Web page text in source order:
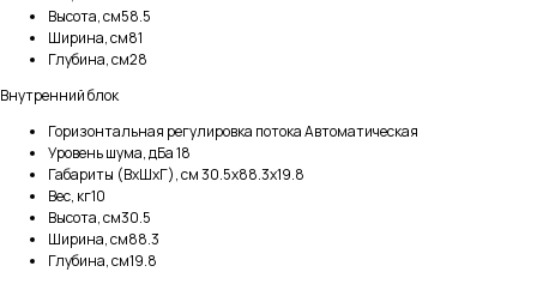
Высота, см58.5
Ширина, см81
Глубина, см28
Внутренний блок
Горизонтальная регулировка потока Автоматическая
Уровень шума, дБа 18
Габариты (ВхШхГ), см 30.5x88.3x19.8
Вес, кг10
Высота, см30.5
Ширина, см88.3
Глубина, см19.8